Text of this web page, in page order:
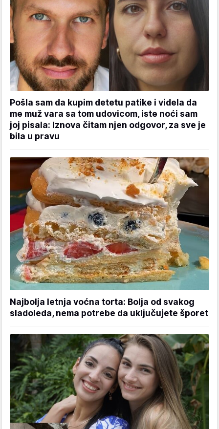
Pošla sam da kupim detetu patike i videla da
me muž vara sa tom udovicom, iste noći sam
joj pisala: Iznova čitam njen odgovor, za sve je
bila u pravu
Najbolja letnja voćna torta: Bolja od svakog
sladoleda, nema potrebe da uključujete šporet